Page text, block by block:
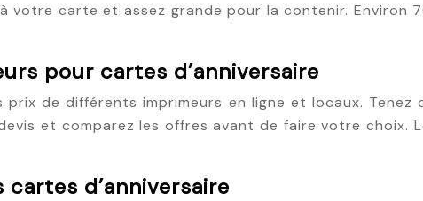
votre carte et assez grande pour la contenir. Environ
pour cartes d’anniversaire
de différents imprimeurs en ligne et locaux. Tenez
et comparez les offres avant de faire votre choix.
d’anniversaire